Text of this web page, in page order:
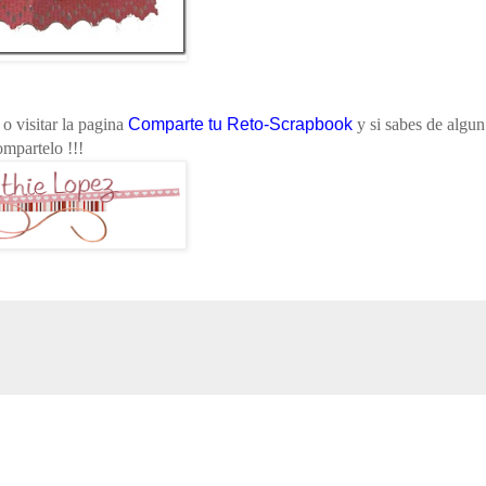
o visitar la pagina Comparte tu Reto-Scrapbook y si sabes de
!!!